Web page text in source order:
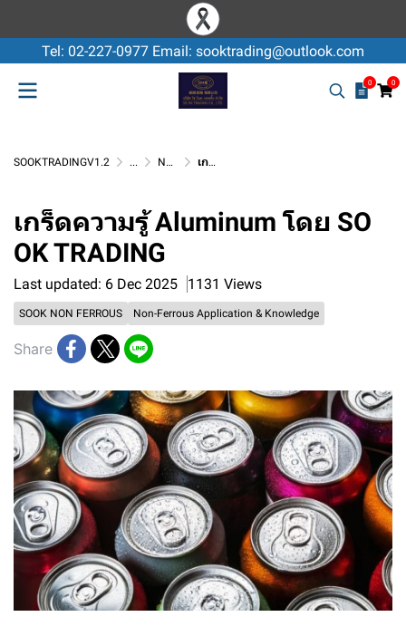
Tel: 02-227-0977 Email: sooktrading@outlook.com
0 0
SOOKTRADINGV1.2 ... Non-Ferrous Application & Knowledge เกร็ดความรู้ Aluminum โดย SO OK TRADING
เกร็ดความรู้ Aluminum โดย SO
OK TRADING
Last updated: 6 Dec 2025 1131 Views
SOOK NON FERROUS Non-Ferrous Application & Knowledge
Share